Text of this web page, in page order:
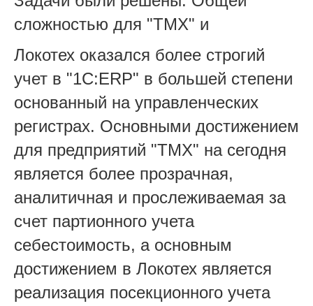
сложностью для "ТМХ" и
Локотех оказался более строгий
учет в "1С:ERP" в большей степени
основанный на управленческих
регистрах. Основными достижением
для предприятий "ТМХ" на сегодня
является более прозрачная,
аналитичная и прослеживаемая за
счет партионного учета
себестоимость, а основным
достижением в Локотех является
реализация посекционного учета